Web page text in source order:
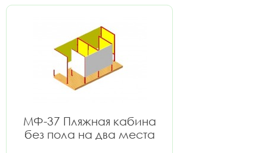
МФ-37 Пляжная кабина
без пола на два места